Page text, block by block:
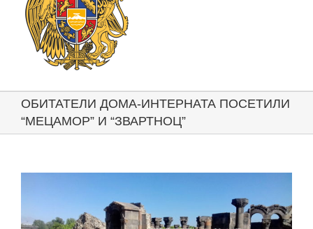
ОБИТАТЕЛИ ДОМА-ИНТЕРНАТА ПОСЕТИЛИ
“МЕЦАМОР” И “ЗВАРТНОЦ”